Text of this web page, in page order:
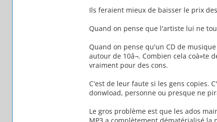
Ils feraient mieux de baisser le prix
Quand on pense que l'artiste lui ne
Quand on pense qu'un CD de
autour de 10â¬. Combien cela
vraiment pour des cons.
C'est de leur faute si les gens copies.
donwload, personne ou presque ne
Le gros problème est que les ados